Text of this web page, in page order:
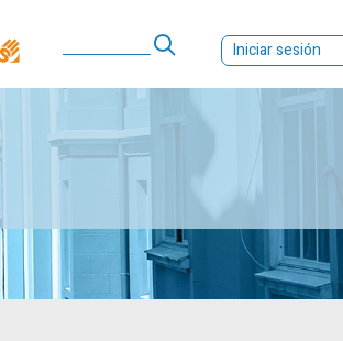
Iniciar sesión